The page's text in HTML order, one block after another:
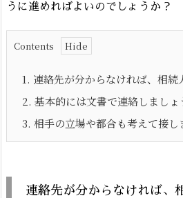
うに進めればよいのでしょうか？
Contents
1. 連絡先が分からなければ、相続
2. 基本的には文書で連絡しましょ
3. 相手の立場や都合も考えて接し
連絡先が分からなければ、